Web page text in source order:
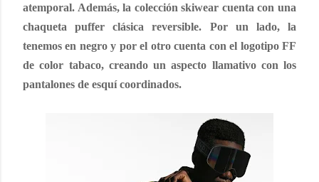
atemporal. Además, la colección skiwear cuenta con una
chaqueta puffer clásica reversible. Por un lado, la
tenemos en negro y por el otro cuenta con el logotipo FF
de color tabaco, creando un aspecto llamativo con los
pantalones de esquí coordinados.